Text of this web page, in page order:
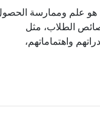
هو علم وممارسة
الطلاب، مثل
واهتماماتهم،